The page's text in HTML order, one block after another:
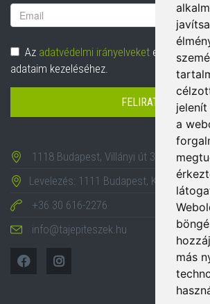
jelenít
a
más
Email
cím
Adatvédelem
Az adatvédelmi irányelveket elolvastam
adataim kezeléséhez.
FELIRATKOZÁS
1118 Budapest, Villányi út 35-43.
Levelezés: 1111 Budapest, Karinthy
+36 30 616-2276
info@tajepiteszek.hu